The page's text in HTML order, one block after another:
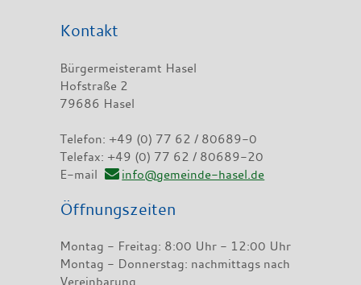
Kontakt
Bürgermeisteramt Hasel
Hofstraße 2
79686 Hasel
Telefon: +49 (0) 77 62 / 80689-0
Telefax: +49 (0) 77 62 / 80689-20
E-mail
info@gemeinde-hasel.de
Öffnungszeiten
Montag - Freitag: 8:00 Uhr - 12:00 Uhr
Montag - Donnerstag: nachmittags nach
Vereinbarung